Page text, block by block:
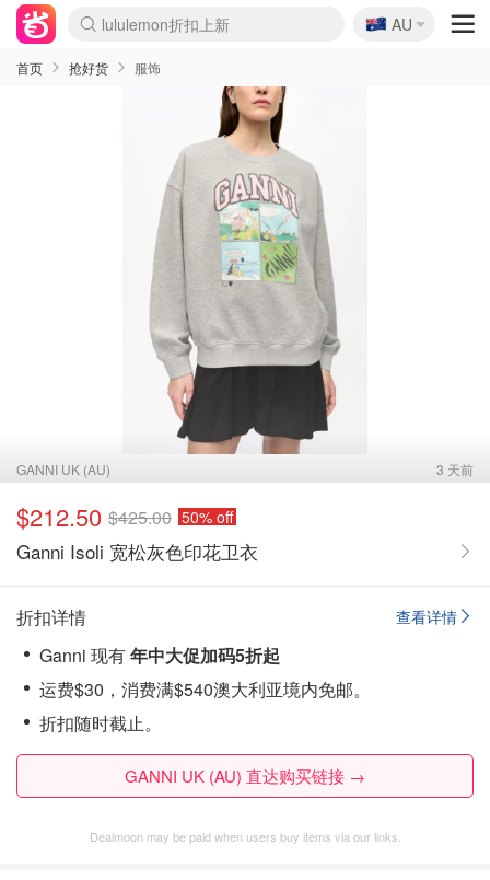
lululemon折扣上新
Sasa美妆护肤3.5折
SSENSE年中2.5折
FreshBeauty好价汇总
Cettire降价+叠9折
WWS Coles超市实拍
viagogo二手票捡漏
Myer超级周末
The Outnet奢牌1折起
David Jones 3折起
Flannels大牌1折
Perfumes Club护肤1折
AMIRO面罩$251
Amazon折扣汇总
eToro入金$200送$50
Amazon数码好物
ICONIC本周7.5折
ThedoubleF高奢地板价
Moose Knuckles 6折
丝芙兰5折起
EUFY摄像头$98
Selenichast首饰2折
Trip机票酒店促销
YSL送5件彩妆礼
Amazon家居好物
Amazon美妆护肤
雅漾大喷$8
过敏原检测盒$33
伊索独家赠50ml沐浴露
科颜氏高保湿面霜$29
SEALIFE海洋馆门票6折
丝塔芙大白罐$16
订阅Newsletter送香薰
Cult Beauty 6.8折
Harrods圣诞日历$525
LN-CC奢牌私促3折
d'Alba空姐喷雾$16
EVE LOM套装£56
Bernardelli独家4折
Adore Beauty 6折起
CT圣诞日历
Mytheresa奢品2.7折
Luxury Escapes 9折
Currentbody美容仪$881
MOON Garden Live
Roborock扫地机$649
Tingo Life水杯$24
Valentino官网5折
CR洗护套装$23
修丽可4件套$159
Myer彩妆2件7折
GANNI官网4.5折
Stylevana韩妆4折
Tessabit高奢8.5折
OGX洗发水$11
Amazon阿德莱德次日达
卡诗8.5折+赠礼
Philips Hue灯具8折
🇦🇺
AU
首页 抢好货 服饰
GANNI UK (AU) 3 天前
$212.50 $425.00 50% off
Ganni Isoli 宽松灰色印花卫衣
查看详情
折扣详情
Ganni 现有年中大促加码5折起
运费$30，消费满$540澳大利亚境内免邮。
折扣随时截止。
GANNI UK (AU) 直达购买链接 →
Dealmoon may be paid when users buy items via our links.